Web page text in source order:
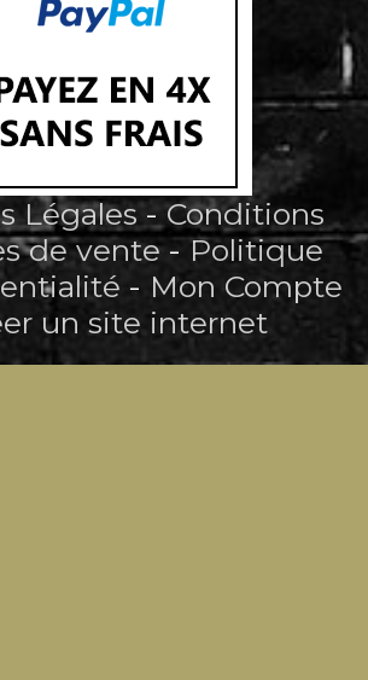
Légales
Conditions
de vente
Politique
Mon Compte
un site internet